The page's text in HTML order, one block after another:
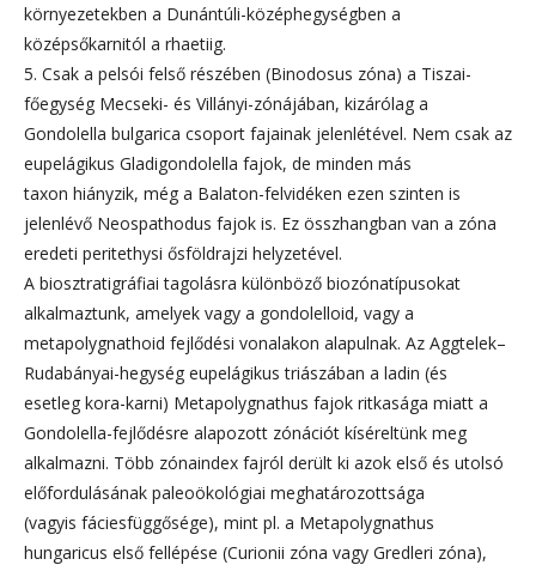
környezetekben a Dunántúli-középhegységben a
középsőkarnitól a rhaetiig.
5. Csak a pelsói felső részében (Binodosus zóna) a Tiszai-
főegység Mecseki- és Villányi-zónájában, kizárólag a
Gondolella bulgarica csoport fajainak jelenlétével. Nem csak az
eupelágikus Gladigondolella fajok, de minden más
taxon hiányzik, még a Balaton-felvidéken ezen szinten is
jelenlévő Neospathodus fajok is. Ez összhangban van a zóna
eredeti peritethysi ősföldrajzi helyzetével.
A biosztratigráfiai tagolásra különböző biozónatípusokat
alkalmaztunk, amelyek vagy a gondolelloid, vagy a
metapolygnathoid fejlődési vonalakon alapulnak. Az Aggtelek–
Rudabányai-hegység eupelágikus triászában a ladin (és
esetleg kora-karni) Metapolygnathus fajok ritkasága miatt a
Gondolella-fejlődésre alapozott zónációt kíséreltünk meg
alkalmazni. Több zónaindex fajról derült ki azok első és utolsó
előfordulásának paleoökológiai meghatározottsága
(vagyis fáciesfüggősége), mint pl. a Metapolygnathus
hungaricus első fellépése (Curionii zóna vagy Gredleri zóna),